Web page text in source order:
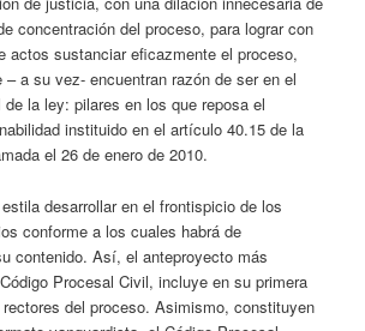
concentración del proceso, para lograr con
actos sustanciar eficazmente el proceso,
a su vez- encuentran razón de ser en el
la ley: pilares en los que reposa el
instituido en el artículo 40.15 de la
el 26 de enero de 2010.
desarrollar en el frontispicio de los
conforme a los cuales habrá de
contenido. Así, el anteproyecto más
Procesal Civil, incluye en su primera
del proceso. Asimismo, constituyen